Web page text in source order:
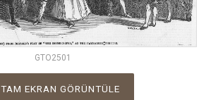
GTO2501
TAM EKRAN GÖRÜNTÜLE